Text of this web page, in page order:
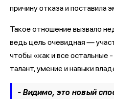
причину отказа и поставила
Такое отношение вызвало
ведь цель очевидная —
чтобы «как и все остальные
талант, умение и навыки
- Видимо, это новый